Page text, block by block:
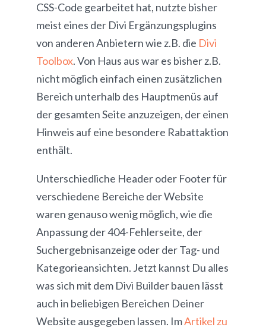
CSS-Code gearbeitet hat, nutzte bisher
meist eines der Divi Ergänzungsplugins
von anderen Anbietern wie z.B. die Divi
Toolbox. Von Haus aus war es bisher z.B.
nicht möglich einfach einen zusätzlichen
Bereich unterhalb des Hauptmenüs auf
der gesamten Seite anzuzeigen, der einen
Hinweis auf eine besondere Rabattaktion
enthält.
Unterschiedliche Header oder Footer für
verschiedene Bereiche der Website
waren genauso wenig möglich, wie die
Anpassung der 404-Fehlerseite, der
Suchergebnisanzeige oder der Tag- und
Kategorieansichten. Jetzt kannst Du alles
was sich mit dem Divi Builder bauen lässt
auch in beliebigen Bereichen Deiner
Website ausgegeben lassen. ImArtikel zu